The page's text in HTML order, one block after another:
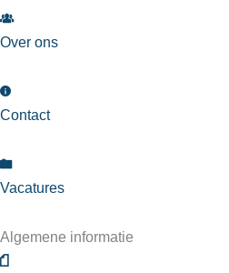
Over ons
Contact
Vacatures
Algemene informatie